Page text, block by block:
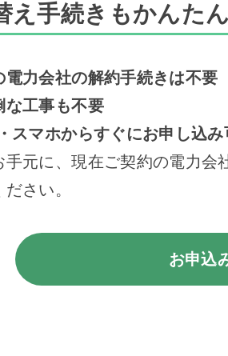
え手続きもかんた
電力会社の解約手続きは不要
な工事も不要
スマホからすぐにお申し込み
手元に、現在ご契約の電力
さい。
お申込